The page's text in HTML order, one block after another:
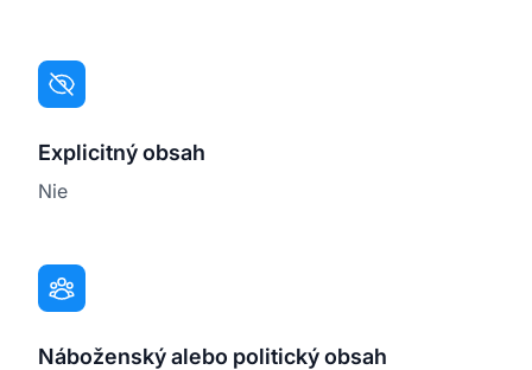
Explicitný obsah
Nie
Náboženský alebo politický obsah